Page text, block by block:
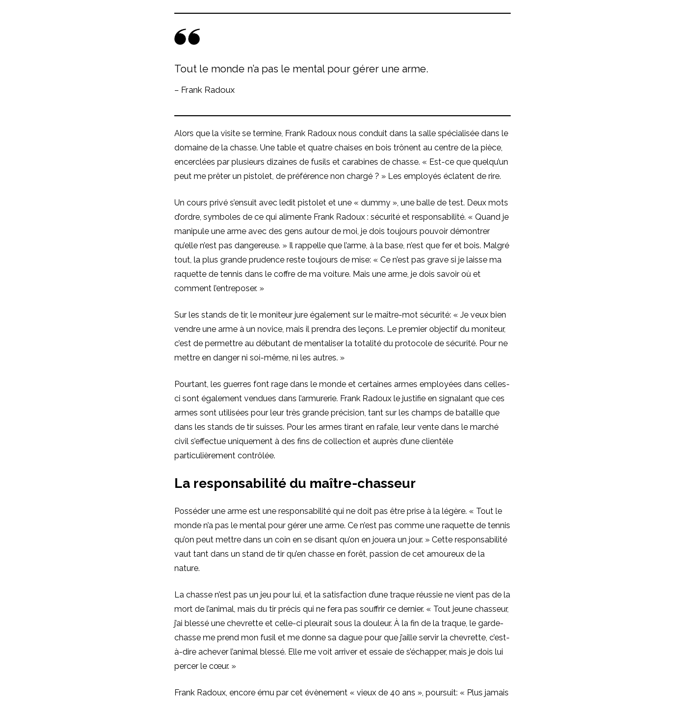
Tout le monde n’a pas le mental pour gérer une arme.
– Frank Radoux
Alors que la visite se termine, Frank Radoux nous conduit dans la salle spécialisée dans le
domaine de la chasse. Une table et quatre chaises en bois trônent au centre de la pièce,
encerclées par plusieurs dizaines de fusils et carabines de chasse. « Est-ce que quelqu’un
peut me prêter un pistolet, de préférence non chargé ? » Les employés éclatent de rire.
Un cours privé s’ensuit avec ledit pistolet et une « dummy », une balle de test. Deux mots
d’ordre, symboles de ce qui alimente Frank Radoux : sécurité et responsabilité. « Quand je
manipule une arme avec des gens autour de moi, je dois toujours pouvoir démontrer
qu’elle n’est pas dangereuse. » Il rappelle que l’arme, à la base, n’est que fer et bois. Malgré
tout, la plus grande prudence reste toujours de mise: « Ce n’est pas grave si je laisse ma
raquette de tennis dans le coffre de ma voiture. Mais une arme, je dois savoir où et
comment l’entreposer. »
Sur les stands de tir, le moniteur jure également sur le maître-mot sécurité: « Je veux bien
vendre une arme à un novice, mais il prendra des leçons. Le premier objectif du moniteur,
c’est de permettre au débutant de mentaliser la totalité du protocole de sécurité. Pour ne
mettre en danger ni soi-même, ni les autres. »
Pourtant, les guerres font rage dans le monde et certaines armes employées dans celles-
ci sont également vendues dans l’armurerie. Frank Radoux le justifie en signalant que ces
armes sont utilisées pour leur très grande précision, tant sur les champs de bataille que
dans les stands de tir suisses. Pour les armes tirant en rafale, leur vente dans le marché
civil s’effectue uniquement à des fins de collection et auprès d’une clientèle
particulièrement contrôlée.
La responsabilité du maître-chasseur
Posséder une arme est une responsabilité qui ne doit pas être prise à la légère. « Tout le
monde n’a pas le mental pour gérer une arme. Ce n’est pas comme une raquette de tennis
qu’on peut mettre dans un coin en se disant qu’on en jouera un jour. » Cette responsabilité
vaut tant dans un stand de tir qu’en chasse en forêt, passion de cet amoureux de la
nature.
La chasse n’est pas un jeu pour lui, et la satisfaction d’une traque réussie ne vient pas de la
mort de l’animal, mais du tir précis qui ne fera pas souffrir ce dernier. « Tout jeune chasseur,
j’ai blessé une chevrette et celle-ci pleurait sous la douleur. À la fin de la traque, le garde-
chasse me prend mon fusil et me donne sa dague pour que j’aille servir la chevrette, c’est-
à-dire achever l’animal blessé. Elle me voit arriver et essaie de s’échapper, mais je dois lui
percer le cœur. »
Frank Radoux, encore ému par cet évènement « vieux de 40 ans », poursuit: « Plus jamais